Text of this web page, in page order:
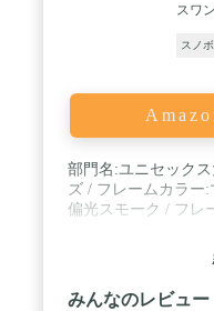
スワ
スノ
部門名:ユニセック
ズ / フレームカラー
偏光スモーク / フレ
みんなのレビュー